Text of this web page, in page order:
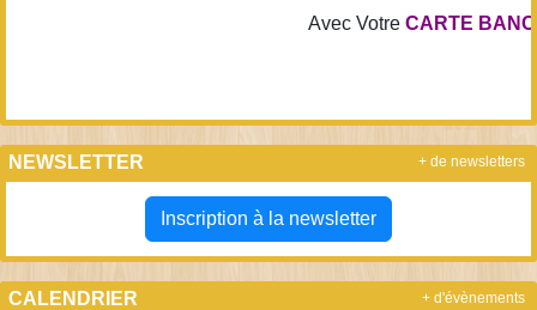
Avec VotreCARTE
NEWSLETTER
Inscription à la newsletter
+ de newsletters
CALENDRIER + d'évènements